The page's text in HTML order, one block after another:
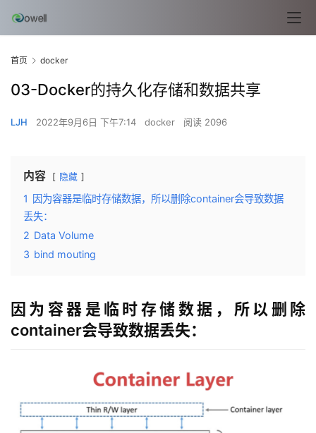
首页 docker
03-Docker的持久化存储和数据共享
LJH 2022年9月6日 下午7:14 docker 阅读 2096
内容 隐藏
1 因为容器是临时存储数据，所以删除container会导致数据
丢失：
2 Data Volume
3 bind mouting
因为容器是临时存储数据，所以删除
container会导致数据丢失：